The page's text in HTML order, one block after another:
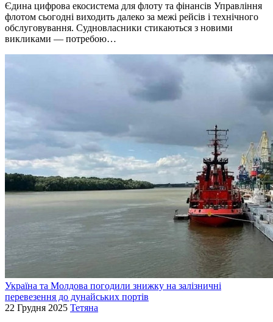
Єдина цифрова екосистема для флоту та фінансів Управління
флотом сьогодні виходить далеко за межі рейсів і технічного
обслуговування. Судновласники стикаються з новими
викликами — потребою…
Україна та Молдова погодили знижку на залізничні
перевезення до дунайських портів
22 Грудня 2025 Тетяна